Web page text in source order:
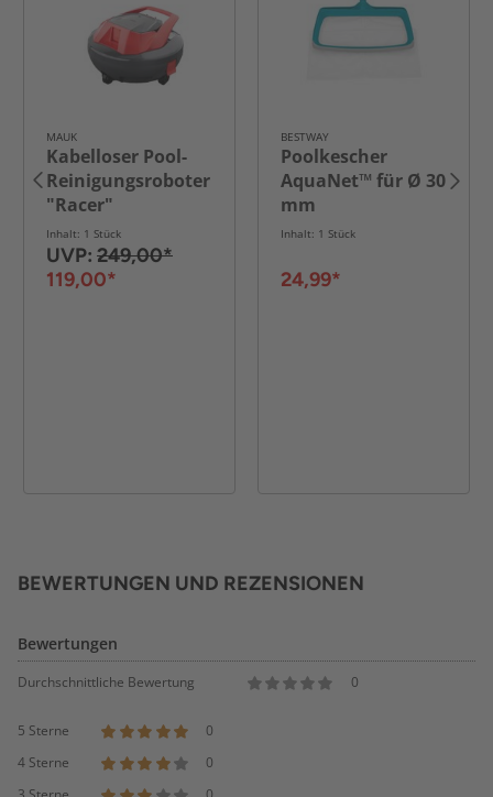
MAUK
Kabelloser Pool-
Reinigungsroboter
"Racer"
Inhalt: 1 Stück
UVP: 249,00*
119,00*
BESTWAY
Poolkescher
AquaNet™ für Ø 30
mm
Teleskopstangen
40 x 41 cm - Blau
Inhalt: 1 Stück
24,99*
BEWERTUNGEN UND REZENSIONEN
Bewertungen
Durchschnittliche Bewertung 0
5 Sterne
0
4 Sterne
0